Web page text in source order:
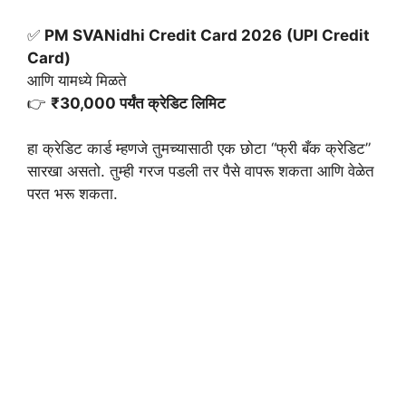
✅ PM SVANidhi Credit Card 2026 (UPI Credit
Card)
आणि यामध्ये मिळते
👉 ₹30,000 पर्यंत क्रेडिट लिमिट
हा क्रेडिट कार्ड म्हणजे तुमच्यासाठी एक छोटा “फ्री बँक क्रेडिट”
सारखा असतो. तुम्ही गरज पडली तर पैसे वापरू शकता आणि वेळेत
परत भरू शकता.